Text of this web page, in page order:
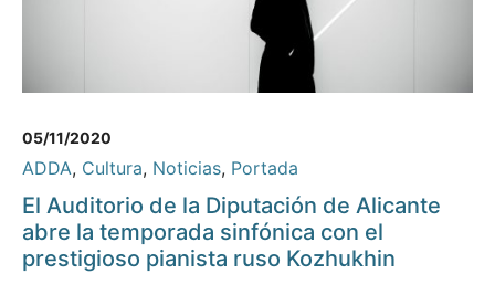
05/11/2020
ADDA, Cultura, Noticias, Portada
El Auditorio de la Diputación de Alicante
abre la temporada sinfónica con el
prestigioso pianista ruso Kozhukhin